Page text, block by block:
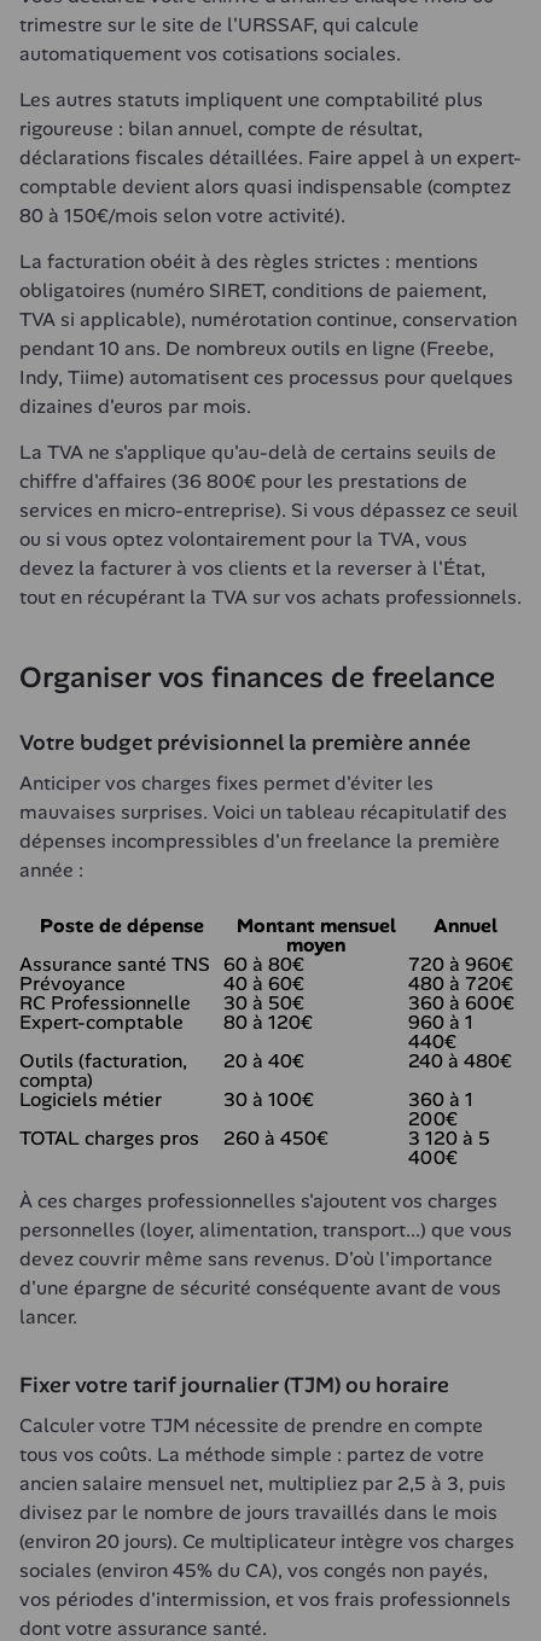
trimestre sur le site de l'URSSAF, qui calcule
automatiquement vos cotisations sociales.
Les autres statuts impliquent une comptabilité plus
rigoureuse : bilan annuel, compte de résultat,
déclarations fiscales détaillées. Faire appel à un expert-
comptable devient alors quasi indispensable (comptez
80 à 150€/mois selon votre activité).
La facturation obéit à des règles strictes : mentions
obligatoires (numéro SIRET, conditions de paiement,
TVA si applicable), numérotation continue, conservation
pendant 10 ans. De nombreux outils en ligne (Freebe,
Indy, Tiime) automatisent ces processus pour quelques
dizaines d'euros par mois.
La TVA ne s'applique qu'au-delà de certains seuils de
chiffre d'affaires (36 800€ pour les prestations de
services en micro-entreprise). Si vous dépassez ce seuil
ou si vous optez volontairement pour la TVA, vous
devez la facturer à vos clients et la reverser à l'État,
tout en récupérant la TVA sur vos achats professionnels.
Organiser vos finances de freelance
Votre budget prévisionnel la première année
Anticiper vos charges fixes permet d'éviter les
mauvaises surprises. Voici un tableau récapitulatif des
dépenses incompressibles d'un freelance la première
année :
Poste de dépense Montant mensuel
moyen
Annuel
Assurance santé TNS 60 à 80€ 720 à 960€
Prévoyance 40 à 60€ 480 à 720€
RC Professionnelle 30 à 50€ 360 à 600€
Expert-comptable 80 à 120€ 960 à 1
440€
Outils (facturation,
compta)
20 à 40€
240 à 480€
Logiciels métier
30 à 100€ 360 à 1
200€
TOTAL charges pros 260 à 450€ 3 120 à 5
400€
À ces charges professionnelles s'ajoutent vos charges
personnelles (loyer, alimentation, transport...) que vous
devez couvrir même sans revenus. D'où l'importance
d'une épargne de sécurité conséquente avant de vous
lancer.
Fixer votre tarif journalier (TJM) ou horaire
Calculer votre TJM nécessite de prendre en compte
tous vos coûts. La méthode simple : partez de votre
ancien salaire mensuel net, multipliez par 2,5 à 3, puis
divisez par le nombre de jours travaillés dans le mois
(environ 20 jours). Ce multiplicateur intègre vos charges
sociales (environ 45% du CA), vos congés non payés,
vos périodes d'intermission, et vos frais professionnels
dont votre assurance santé.